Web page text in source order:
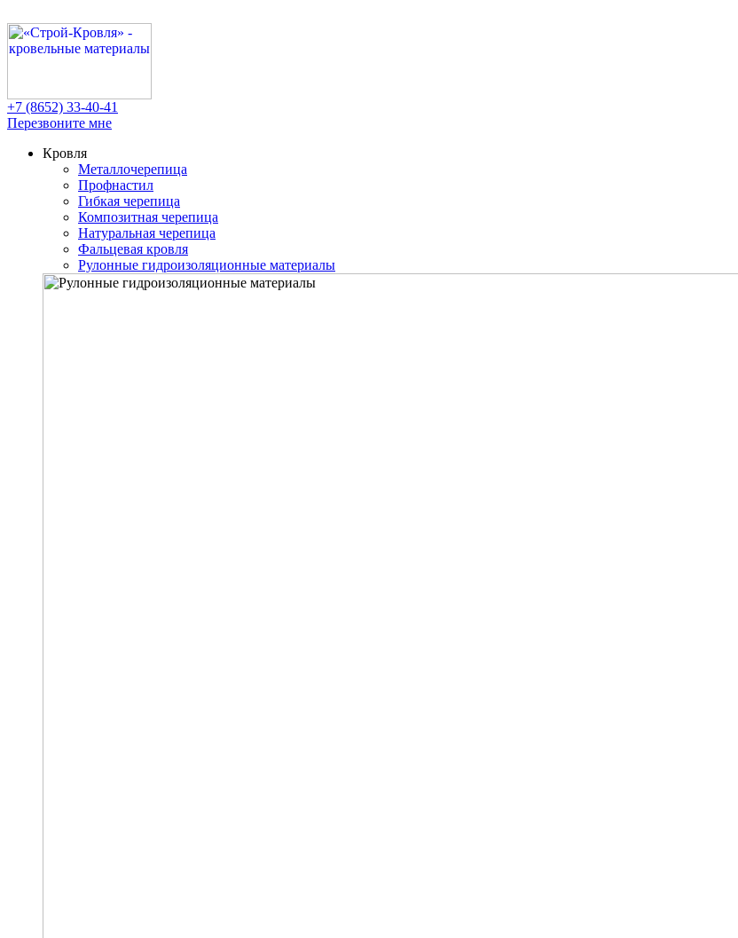
+7 (8652) 33-40-41
Перезвоните мне
Кровля
Металлочерепица
Профнастил
Гибкая черепица
Композитная черепица
Натуральная черепица
Фальцевая кровля
Рулонные гидроизоляционные материалы